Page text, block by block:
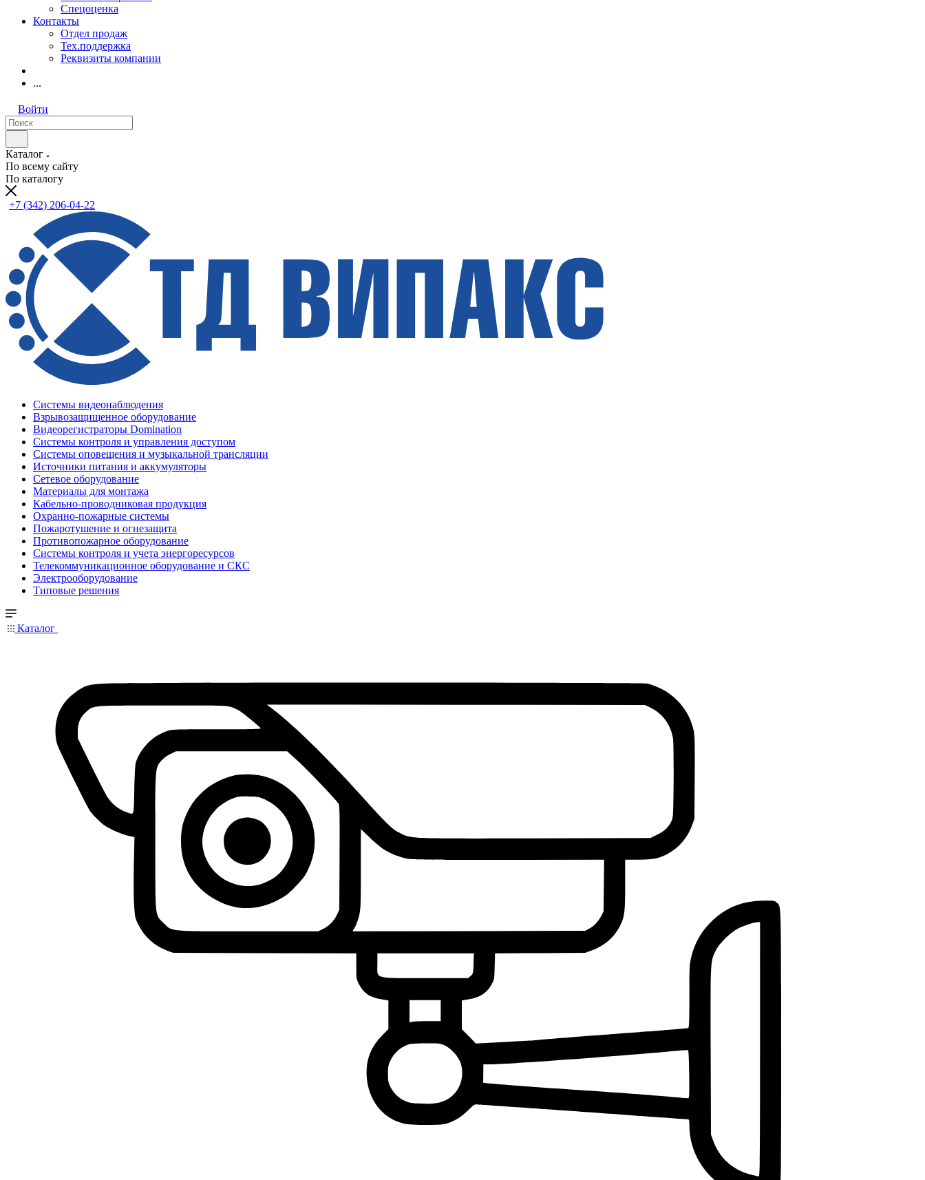
Спецоценка
Контакты
Отдел продаж
Тех.поддержка
Реквизиты компании
...
Войти
Каталог
По всему сайту
По каталогу
+7 (342) 206-04-22
Системы видеонаблюдения
Взрывозащищенное оборудование
Видеорегистраторы Domination
Системы контроля и управления доступом
Системы оповещения и музыкальной трансляции
Источники питания и аккумуляторы
Сетевое оборудование
Материалы для монтажа
Кабельно-проводниковая продукция
Охранно-пожарные системы
Пожаротушение и огнезащита
Противопожарное оборудование
Системы контроля и учета энергоресурсов
Телекоммуникационное оборудование и СКС
Электрооборудование
Типовые решения
Каталог